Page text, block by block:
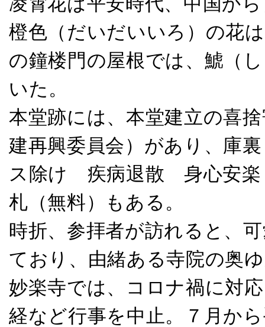
橙色（だいだいいろ）の花
の鐘楼門の屋根では、鯱（
いた。
本堂跡には、本堂建立の喜
建再興委員会）があり、庫
ス除け 疾病退散 身心安楽
札（無料）もある。
時折、参拝者が訪れると、
ており、由緒ある寺院の奥
妙楽寺では、コロナ禍に対
経など行事を中止。７月か